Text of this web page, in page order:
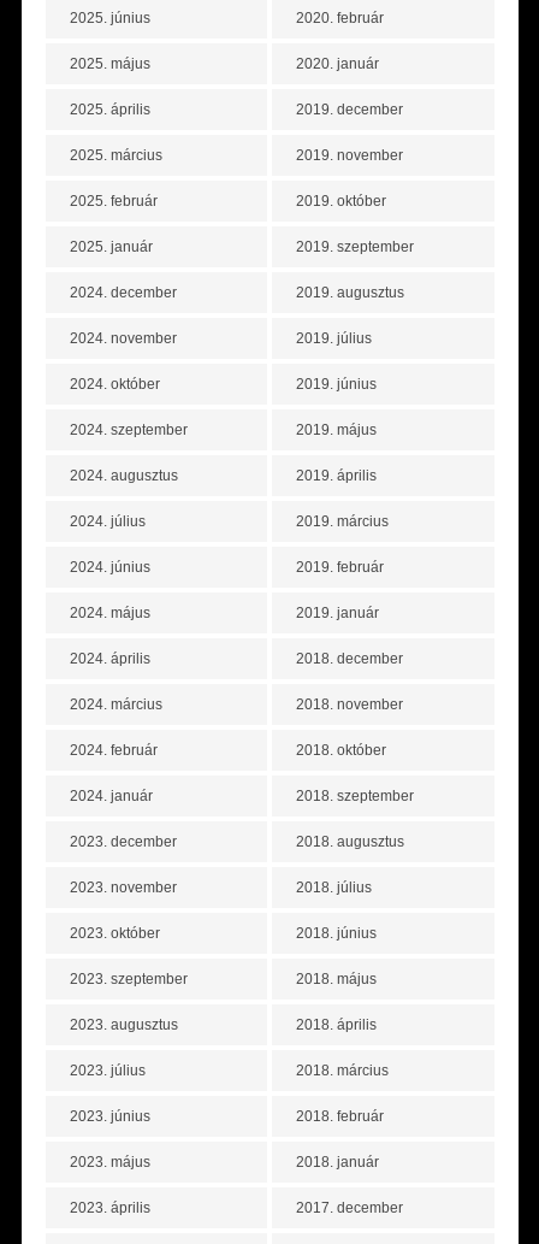
2025. június
2025. május
2025. április
2025. március
2025. február
2025. január
2024. december
2024. november
2024. október
2024. szeptember
2024. augusztus
2024. július
2024. június
2024. május
2024. április
2024. március
2024. február
2024. január
2023. december
2023. november
2023. október
2023. szeptember
2023. augusztus
2023. július
2023. június
2023. május
2023. április
2020. február
2020. január
2019. december
2019. november
2019. október
2019. szeptember
2019. augusztus
2019. július
2019. június
2019. május
2019. április
2019. március
2019. február
2019. január
2018. december
2018. november
2018. október
2018. szeptember
2018. augusztus
2018. július
2018. június
2018. május
2018. április
2018. március
2018. február
2018. január
2017. december